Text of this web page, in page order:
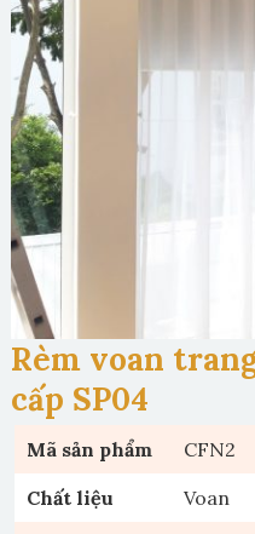
Rèm voan
cấp SP04
Mã sản phẩm
CFN2
Chất liệu
Voan